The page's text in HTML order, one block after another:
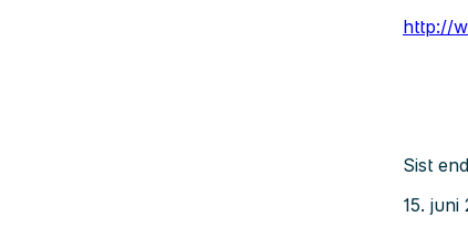
http://
Sist
15. juni